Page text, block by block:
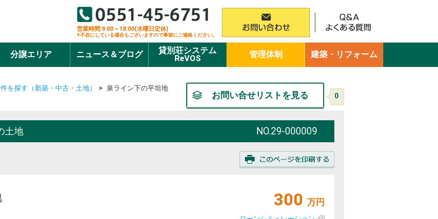
営業時間:9:00～18:00(水曜日定休)
※不在にしている場合もございますので事前にご連絡ください。
分譲エリア ニュース＆ブログ
貸別荘システム
ReVOS
管理体制 建築・リフォーム
を探す（新築・中古・土地） 泉ライン下の平坦地
お問い合せリストを見る 0
土地 NO.29-000009
300 万円